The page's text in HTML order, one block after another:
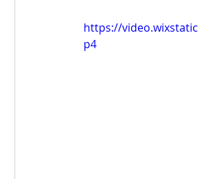
https://
p4